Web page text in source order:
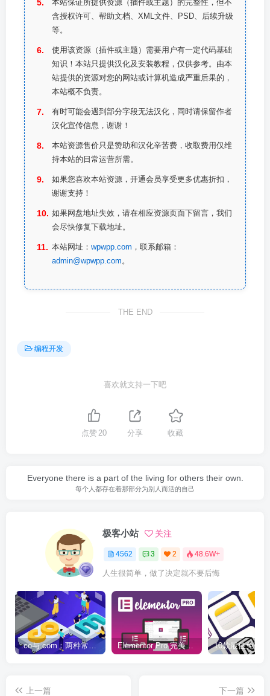
本站保证所提供资源（插件或主题）的完整性，但不
含授权许可、帮助文档、XML文件、PSD、后续升级
等。
使用该资源（插件或主题）需要用户有一定代码基础
知识！本站只提供汉化及安装教程，仅供参考。由本
站提供的资源对您的网站或计算机造成严重后果的，
本站概不负责。
有时可能会遇到部分字段无法汉化，同时请保留作者
汉化宣传信息，谢谢！
本站资源售价只是赞助和汉化辛苦费，收取费用仅维
持本站的日常运营所需。
如果您喜欢本站资源，开通会员享受更多优惠折扣，
谢谢支持！
如果网盘地址失效，请在相应资源页面下留言，我们
会尽快修复下载地址。
本站网址： wpwpp.com ，联系邮箱：
admin@wpwpp.com。
THE END
编程开发
喜欢就支持一下吧
点赞20 分享 收藏
Everyone there is a part of the living for others their own.
每个人都存在着那部分为别人而活的自己
极客小站 关注
4562 3 2 48.6W+
人生很简单，做了决定就不要后悔
Elementor Pro 完美汉化中文版（含全套模板）|可视化编辑页面自定义设计WordPress插件
上一篇
下一篇